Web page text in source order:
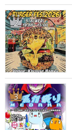
2
3